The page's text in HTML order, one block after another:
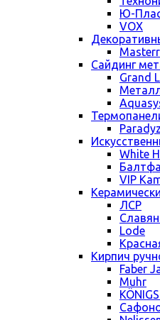
Ю-
VOX
Сайдинг
Grand
Paradyz
White
VIP
ЛСР
Lode
Кирпич
Faber
Muhr